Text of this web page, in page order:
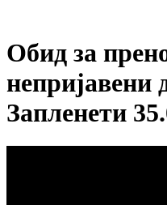
Обид за
непријавени
Запленети